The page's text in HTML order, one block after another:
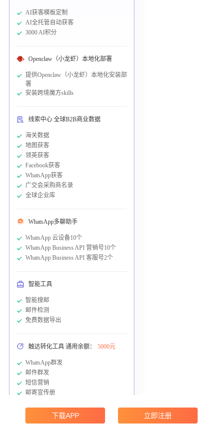
AI获客模板定制
AI全托管自动获客
3000 AI积分
Openclaw（小龙虾）本地化部署
提供Openclaw（小龙虾）本地化安装部
署
安装跨境魔方skills
线索中心 全球B2B商业数据
海关数据
地图获客
领英获客
Facebook获客
WhatsApp获客
广交会采购商名录
全球企业库
WhatsApp多聊助手
WhatsApp 云设备10个
WhatsApp Business API 营销号10个
WhatsApp Business API 客服号2个
智能工具
智能搜邮
邮件检测
免费数据导出
触达转化工具 通用余额： 5000元
WhatsApp群发
邮件群发
短信营销
邮寄宣传册
客户成功服务下载APP 立即注册